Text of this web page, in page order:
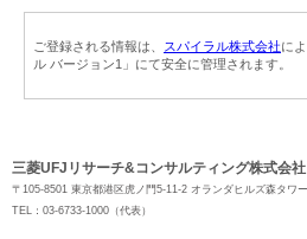
お申し出、その他の問い合わせに
連絡ください。
ご登録される情報は、 スパイラル株式会社に
ル バージョン1」にて安全に管理されます。
三菱UFJリサーチ&コンサルティング株式会社
〒105-8501 東京都港区虎ノ門5-11-2 オランダヒルズ森タワー
TEL：03-6733-1000（代表）